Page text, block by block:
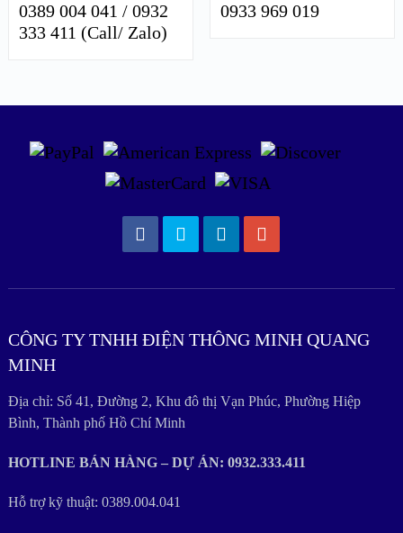
0389 004 041 / 0932
333 411 (Call/ Zalo)
0933 969 019
CÔNG TY TNHH ĐIỆN THÔNG MINH QUANG
MINH
Địa chỉ: Số 41, Đường 2, Khu đô thị Vạn Phúc, Phường Hiệp
Bình, Thành phố Hồ Chí Minh
HOTLINE BÁN HÀNG – DỰ ÁN: 0932.333.411
Hỗ trợ kỹ thuật: 0389.004.041